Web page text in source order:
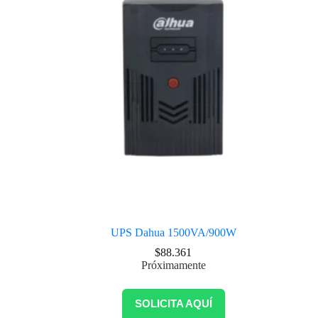
UPS Dahua 1500VA/900W
$88.361
Próximamente
SOLICITA AQUÍ